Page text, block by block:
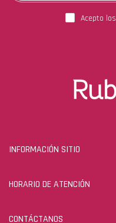
Acepto los
INFORMACIÓN SITIO
HORARIO DE ATENCIÓN
CONTÁCTANOS